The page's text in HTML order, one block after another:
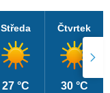
Středa
27 °C
Čtvrtek
30 °C